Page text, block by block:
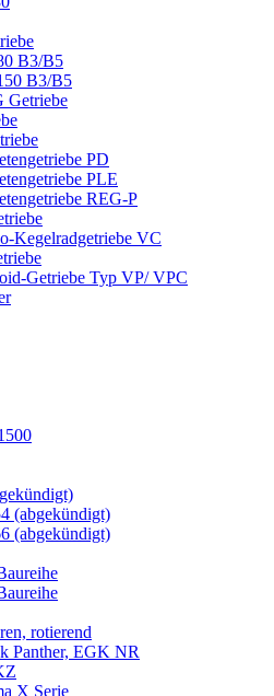
B3/B5
B3/B5
Getriebe
PD
PLE
REG-P
Kegelradgetriebe VC
Getriebe Typ VP/ VPC
(abgekündigt)
(abgekündigt)
rotierend
Panther, EGK NR
X Serie